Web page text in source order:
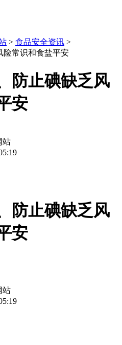
> 食品安全资讯 >
险常识和食盐平安
防止碘缺乏风
安
站
防止碘缺乏风
安
站